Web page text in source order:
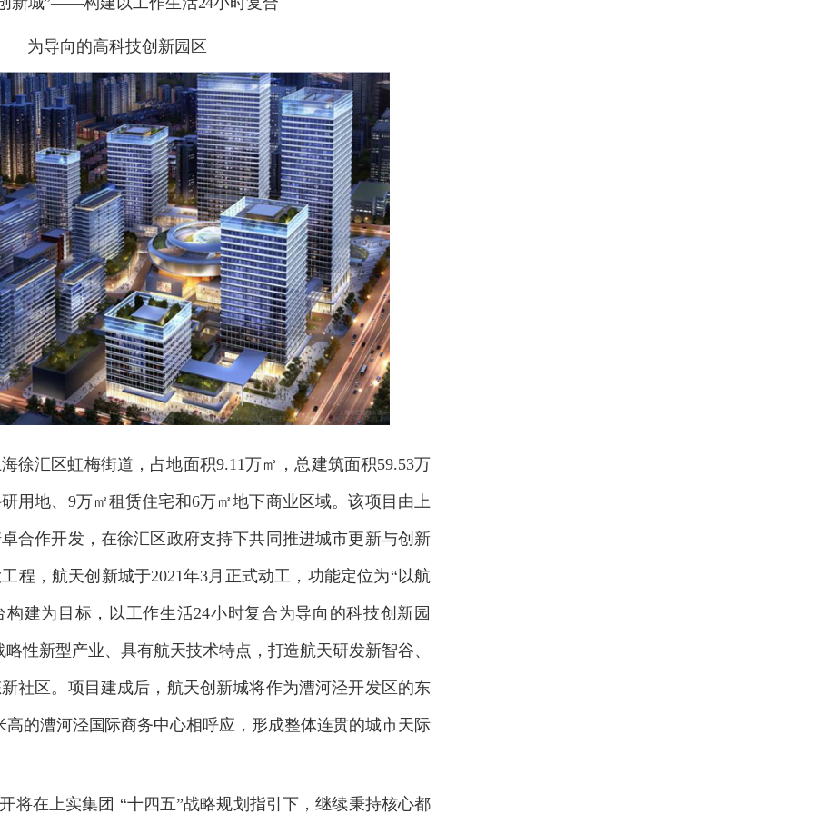
为导向的高科技创新园区
徐汇区虹梅街道，占地面积9.11万㎡，总建筑面积59.53万
用地、 9万㎡租赁住宅和6万㎡地下商业区域。该项目由上
合作开发，在徐汇区政府支持下共同推进城市更新与创新
程，航天创新城于2021年3月正式动工，功能定位为“以航
建为目标，以工作生活24小时复合为导向的科技创新园
性新型产业、具有航天技术特点，打造航天研发新智谷、
社区。项目建成后，航天创新城将作为漕河泾开发区的东
高的漕河泾国际商务中心相呼应，形成整体连贯的城市天际
将在上实集团 “十四五”战略规划指引下，继续秉持核心都